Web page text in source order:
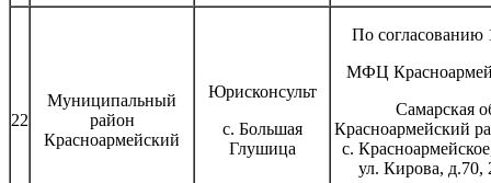
22
Муниципальный
район
Красноармейский
Юрисконсульт
с. Большая
Глушица
По согласованию
МФЦ
Самарская
с.
ул. Кирова, д.70,